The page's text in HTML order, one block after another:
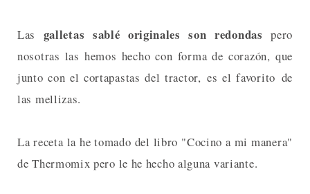
Las galletas sablé originales son redondaspero
nosotras las hemos hecho con forma de corazón, que
junto con el cortapastas del tractor, es el favorito de
las mellizas.
La receta la he tomado del libro "Cocino a mi manera"
de Thermomix pero le he hecho alguna variante.